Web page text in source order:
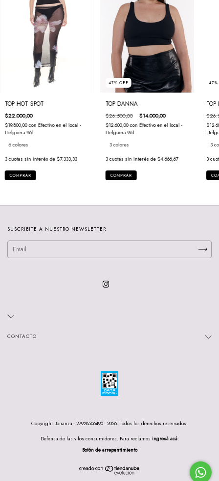
TOP HOT SPOT
$22.000,00
$19.800,00con Efectivo en el local -
Helguera 961
6 colores
3 cuotas sin interés de $7.333,33
COMPRAR
47% OFF
TOP DANNA
$26.500,00 $14.000,00
$12.600,00con Efectivo en el local -
Helguera 961
3 colores
3 cuotas sin interés de $4.666,67
COMPRAR
47
TOP
3
3
SUSCRIBITE A NUESTRO NEWSLETTER
CONTACTO
Copyright Bonanza - 27928506490 - 2026. Todos los derechos reservados.
Defensa de las y los consumidores. Para reclamos ingresá acá.
Botón de arrepentimiento